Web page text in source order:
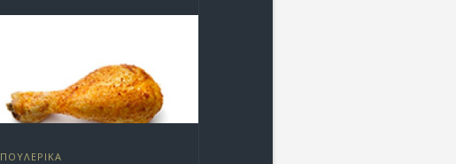
ΠΟΥΛΕΡΙΚΆ